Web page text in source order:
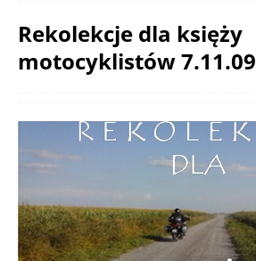
Rekolekcje dla księży
motocyklistów